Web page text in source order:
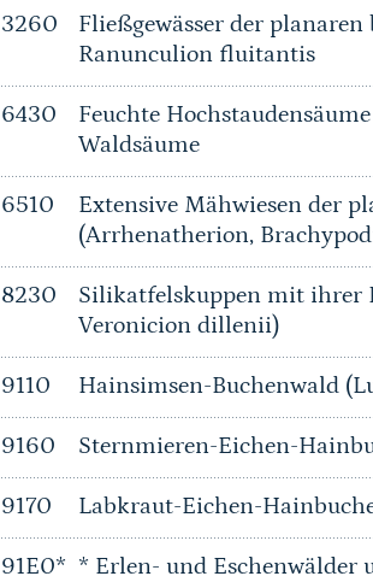
3260
Fließgewässer der
Ranunculion fluitantis
6430
Feuchte
Waldsäume
6510
Extensive Mähwiesen der
(Arrhenatherion,
8230
Silikatfelskuppen mit ihrer
Veronicion dillenii)
9110 Hainsimsen-Buchenwald
9160 Sternmieren-Eichen-
9170 Labkraut-Eichen-
91E0* * Erlen- und Eschenwälder